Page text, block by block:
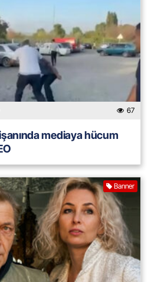
67
mediaya hücum
Banner